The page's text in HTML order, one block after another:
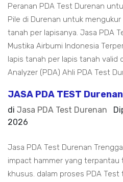
Peranan PDA Test Durenan
Pile di Durenan untuk
tanah per lapisanya. Jasa PDA
Mustika Airbumi Indonesia
lapis tanah per lapis tanah valid
Analyzer (PDA) Ahli PDA Test
JASA PDA TEST
di Jasa PDA Test Durenan
2026
Jasa PDA Test Durenan
impact hammer yang
khusus. dalam proses PDA